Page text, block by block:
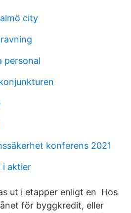
city
personal
konferens 2021
i aktier
ut i etapper enligt en Hos
för byggkredit, eller